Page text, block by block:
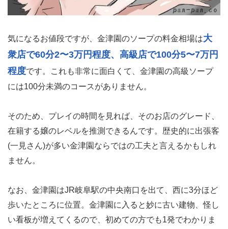
気になるお値段ですが、金津園のソープの料金相場は大
衆店で60分2〜3万円程度、高級店で100分5〜7万円
程度です。これも非常に面白くて、金津園の高級ソープ
には100分未満のコースがありません。
そのため、プレイの時間を見れば、そのお店のグレード、
在籍する嬢のレベルを推測できるんです。歴史的に出張客
(一見さん)が多い金津園ならではの工夫と言えるかもしれ
ません。
なお、金津園はJR岐阜駅の中央南口を出て、西に3分ほど
歩いたところに位置。金津園に入ると妙に古い建物、怪し
い看板が増えてくるので、初めての方でも1発でわかりま